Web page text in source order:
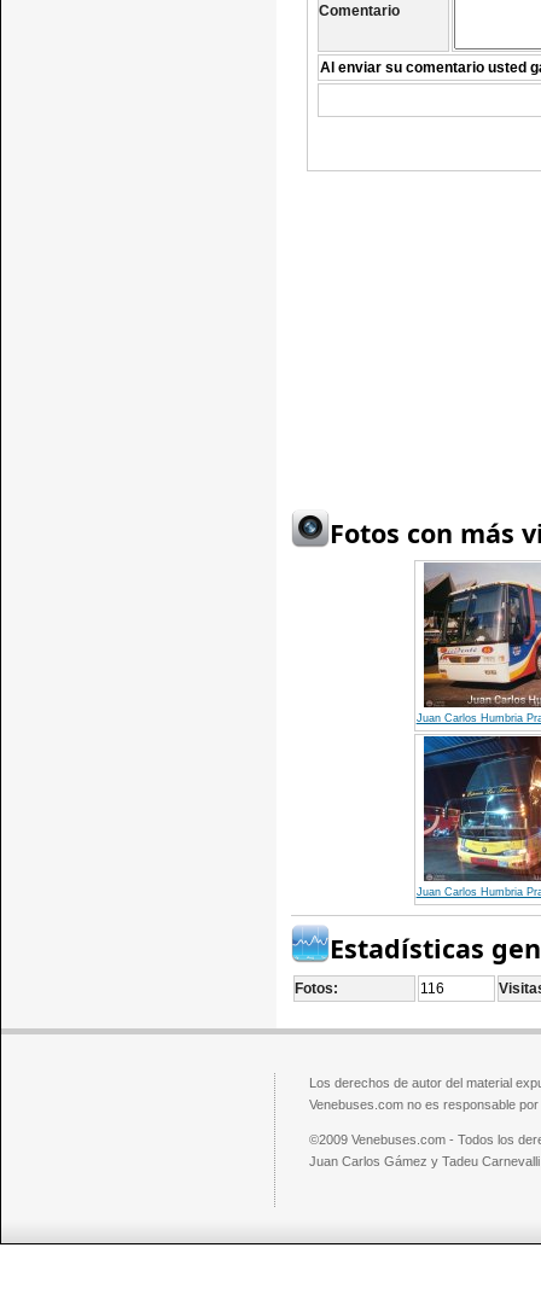
Comentario
Al enviar su comentario usted
Fotos con más
Juan Carlos Humbria
Juan Carlos Humbria
Estadísticas
Fotos: 116
Los derechos de autor del material
Venebuses.com no es responsable
©2009 Venebuses.com - Todos los
Juan Carlos Gámez y Tadeu Carnevalli